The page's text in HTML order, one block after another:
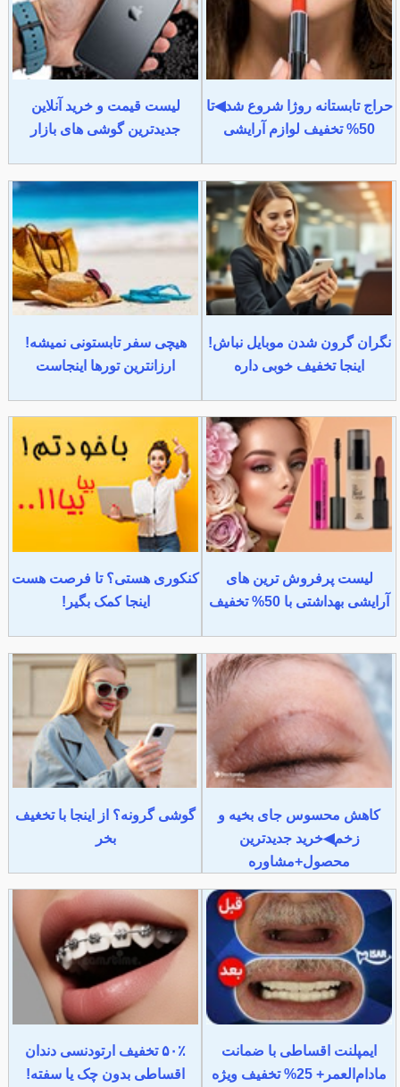
حراج تابستانه روژا شروع شد◀تا
50% تخفیف لوازم آرایشی
لیست قیمت و خرید آنلاین
جدیدترین گوشی های بازار
نگران گرون شدن موبایل نباش!
اینجا تخفیف خوبی داره
هیچی سفر تابستونی نمیشه!
ارزانترین تورها اینجاست
لیست پرفروش ترین های
آرایشی بهداشتی با 50% تخفیف
کنکوری هستی؟ تا فرصت هست
اینجا کمک بگیر!
کاهش محسوس جای بخیه و
زخم◀خرید جدیدترین
محصول+مشاوره
گوشی گرونه؟ از اینجا با تخغیف
بخر
ایمپلنت اقساطی با ضمانت
مادام‌العمر+ 25% تخفیف ویژه
۵۰٪ تخفیف ارتودنسی دندان
اقساطی بدون چک یا سفته!